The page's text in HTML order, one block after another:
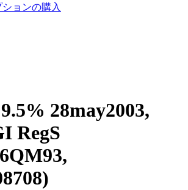
ョンの購入
28may2003,
RegS